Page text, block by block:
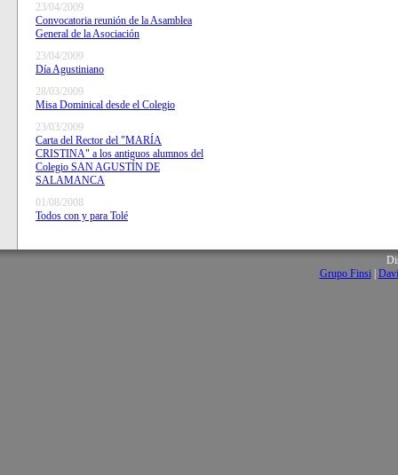
23/04/2009
Convocatoria reunión de la Asamblea
General de la Asociación
23/04/2009
Día Agustiniano
28/03/2009
Misa Dominical desde el Colegio
23/03/2009
Carta del Rector del "MARÍA
CRISTINA" a los antiguos alumnos del
Colegio SAN AGUSTÍN DE
SALAMANCA
01/08/2008
Todos con y para Tolé
Grupo Finsi|